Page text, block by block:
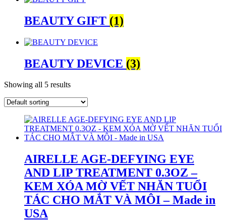
BEAUTY GIFT (1)
BEAUTY DEVICE (3)
Showing all 5 results
AIRELLE AGE-DEFYING EYE
AND LIP TREATMENT 0.3OZ –
KEM XÓA MỜ VẾT NHĂN TUỔI
TÁC CHO MẮT VÀ MÔI – Made in
USA